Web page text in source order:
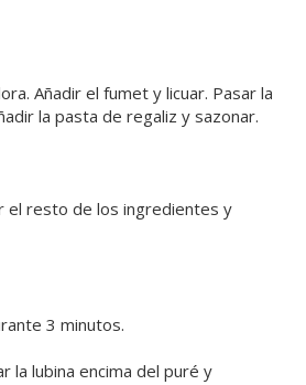
Añadir el fumet y licuar. Pasar la
la pasta de regaliz y sazonar.
el resto de los ingredientes y
3 minutos.
la lubina encima del puré y